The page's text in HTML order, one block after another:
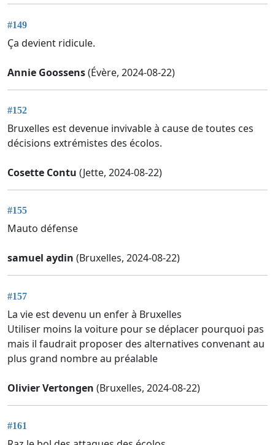
#149
Ça devient ridicule.
Annie Goossens(Évère, 2024-08-22)
#152
Bruxelles est devenue invivable à cause de toutes ces
décisions extrémistes des écolos.
Cosette Contu (Jette, 2024-08-22)
#155
Mauto défense
samuel aydin (Bruxelles, 2024-08-22)
#157
La vie est devenu un enfer à Bruxelles
Utiliser moins la voiture pour se déplacer pourquoi pas
mais il faudrait proposer des alternatives convenant au
plus grand nombre au préalable
Olivier Vertongen (Bruxelles, 2024-08-22)
#161